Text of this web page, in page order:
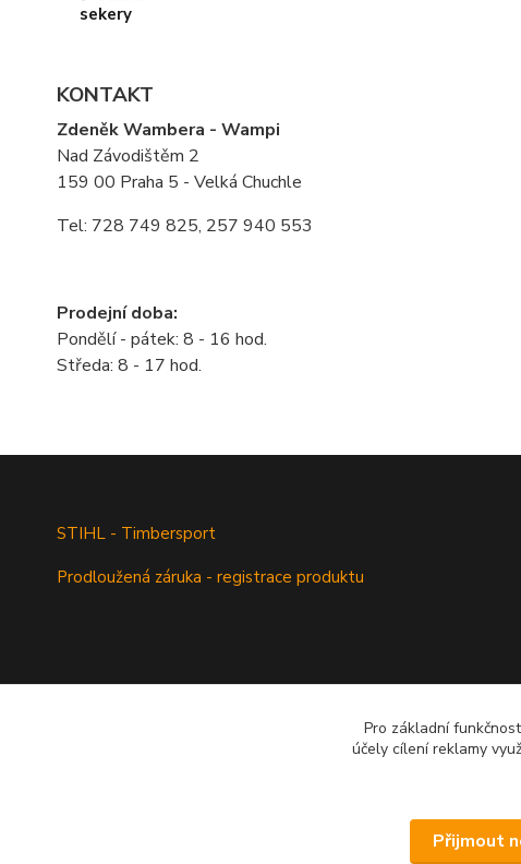
KONTAKT
Zdeněk Wambera - Wampi
Nad Závodištěm 2
159 00 Praha 5 - Velká Chuchle
Tel: 728 749 825, 257 940 553
Prodejní doba:
Pondělí - pátek: 8 - 16 hod.
Středa: 8 - 17 hod.
STIHL - Timbersport
Prodloužená záruka - registrace produktu
Pro základní
účely cílení reklamy
Přijmout